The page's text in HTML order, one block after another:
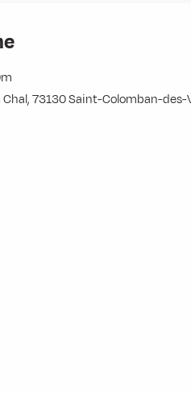
Chal, 73130 Saint-Colomban-des-